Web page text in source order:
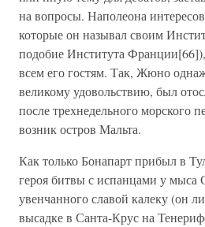
на вопросы. Наполеона
которые он называл своим
подобие Института
всем его гостям. Так, Жюно
великому удовольствию, был
после трехнедельного морского
возник остров Мальта.
Как только Бонапарт прибыл в
героя битвы с испанцами у мыса
увенчанного славой калеку (он
высадке в Санта-Крус на